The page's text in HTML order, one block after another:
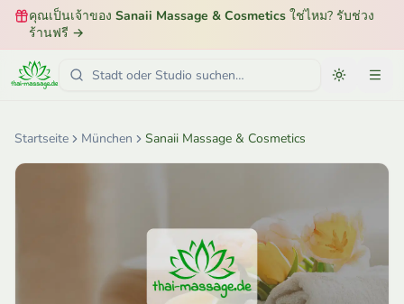
คุณเป็นเจ้าของ Sanaii Massage & Cosmetics ใช่ไหม? รับช่วง
ร้านฟรี →
Startseite München Sanaii Massage & Cosmetics